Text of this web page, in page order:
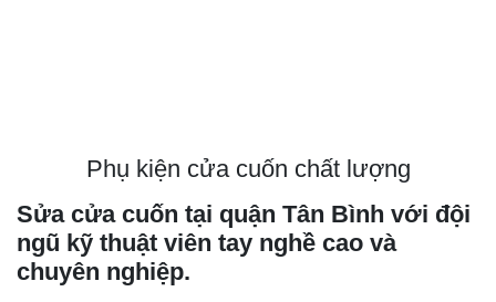
Phụ kiện cửa cuốn chất lượng
Sửa cửa cuốn tại quận Tân Bình với đội
ngũ kỹ thuật viên tay nghề cao và
chuyên nghiệp.